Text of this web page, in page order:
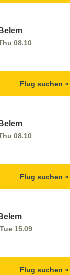
08.10
Flug suchen »
08.10
Flug suchen »
Tue 15.09
Flug suchen »